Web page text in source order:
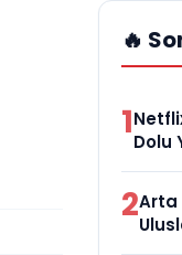
🔥
1Dolu
2Arta